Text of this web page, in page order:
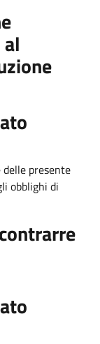
presente
obblighi di